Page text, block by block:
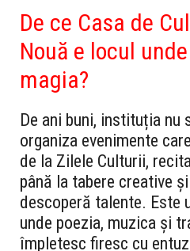
De ce Casa de
Nouă e locul
magia?
De ani buni, instituția nu
organiza evenimente
de la Zilele Culturii,
până la tabere creative
descoperă talente. Este
unde poezia, muzica și
împletesc firesc cu